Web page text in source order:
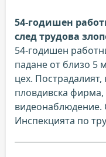
54-годишен
след трудова
54-годишен
падане от близо 5
цех.
пловдивска
видеонаблюдение.
Инспекцията по